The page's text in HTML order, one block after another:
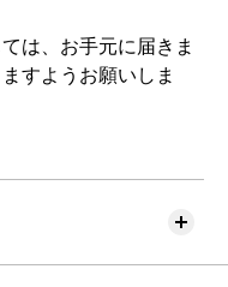
は、お手元に届きま
すようお願いしま